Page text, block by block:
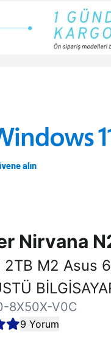
Nirvana
2TB M2 Asus
8X50X-V0C
9 Yorum